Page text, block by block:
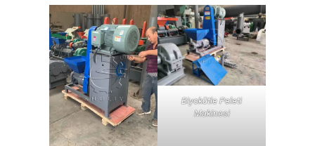
Biyokütle Peleti
Makinesi